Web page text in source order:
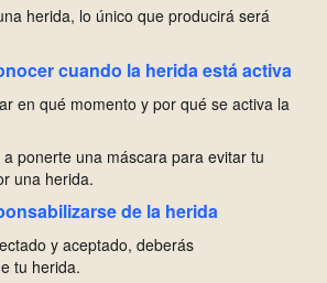
herida, lo único que producirá será
cuando la herida está activa
en qué momento y por qué se activa la
ponerte una máscara para evitar tu
una herida.
de la herida
y aceptado, deberás
tu herida.